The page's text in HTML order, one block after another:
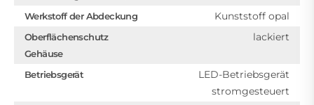
Werkstoff der Abdeckung Kunststoff opal
Oberflächenschutz
Gehäuse
lackiert
Betriebsgerät
LED-Betriebsgerät
stromgesteuert